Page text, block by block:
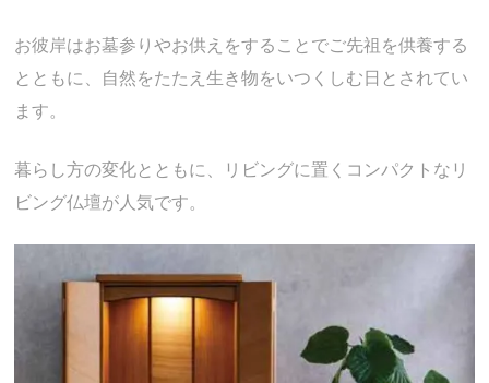
お彼岸はお墓参りやお供えをすることでご先祖を供養する
とともに、自然をたたえ生き物をいつくしむ日とされてい
ます。
暮らし方の変化とともに、リビングに置くコンパクトなリ
ビング仏壇が人気です。